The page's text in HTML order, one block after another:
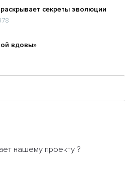
секреты эволюции
вдовы»
нашему проекту ?